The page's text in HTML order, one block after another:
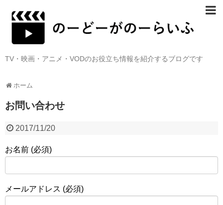
TV・映画・アニメ・VODのお役立ち情報を紹介するブログです
ホーム
お問い合わせ
2017/11/20
お名前 (必須)
メールアドレス (必須)